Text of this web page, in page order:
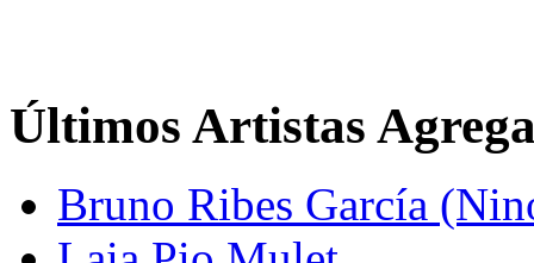
Últimos Artistas
Bruno Ribes García